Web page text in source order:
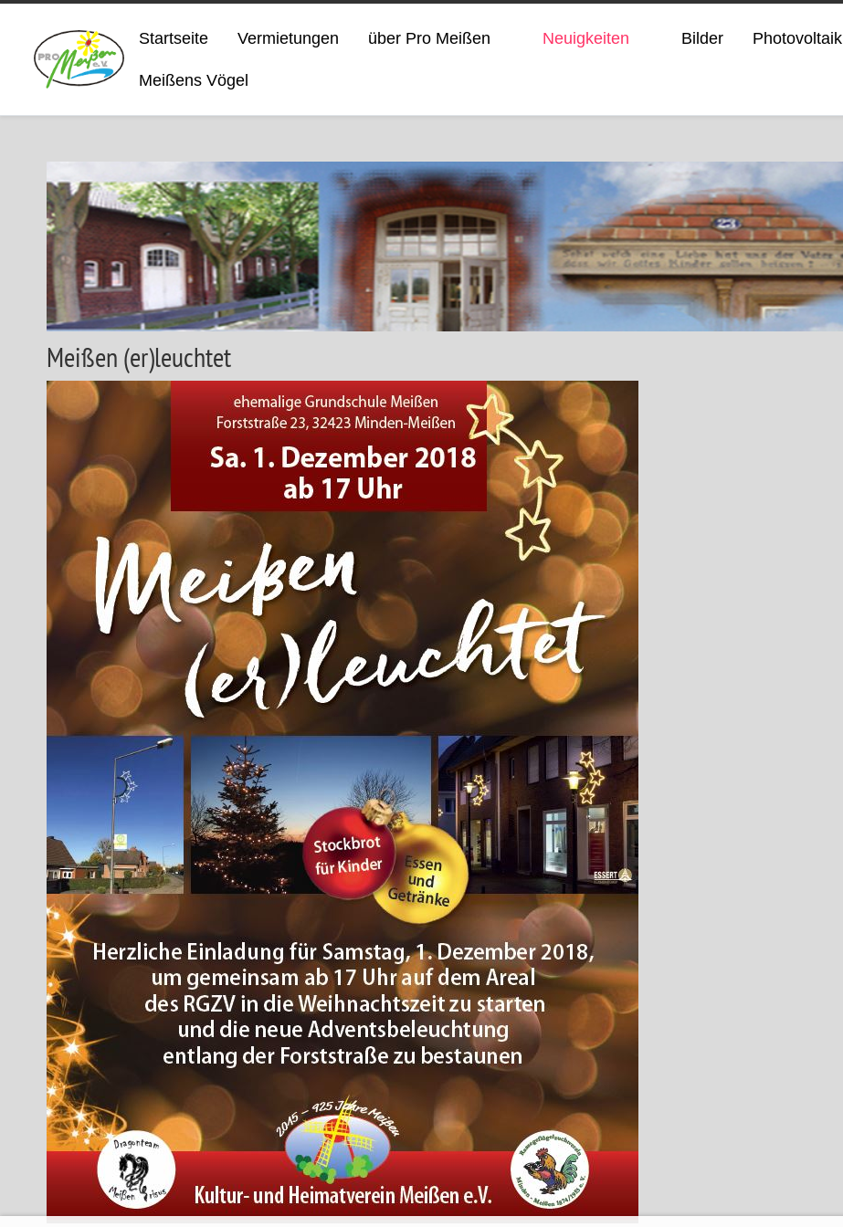
Startseite Vermietungen über Pro Meißen Neuigkeiten Bilder Photovoltaik
Meißens Vögel
Meißen (er)leuchtet